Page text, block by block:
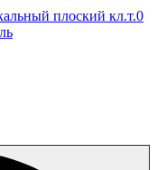
плоский кл.т.0